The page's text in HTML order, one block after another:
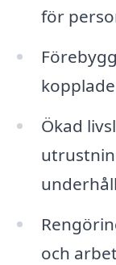
för
Ökad
underhåll
och